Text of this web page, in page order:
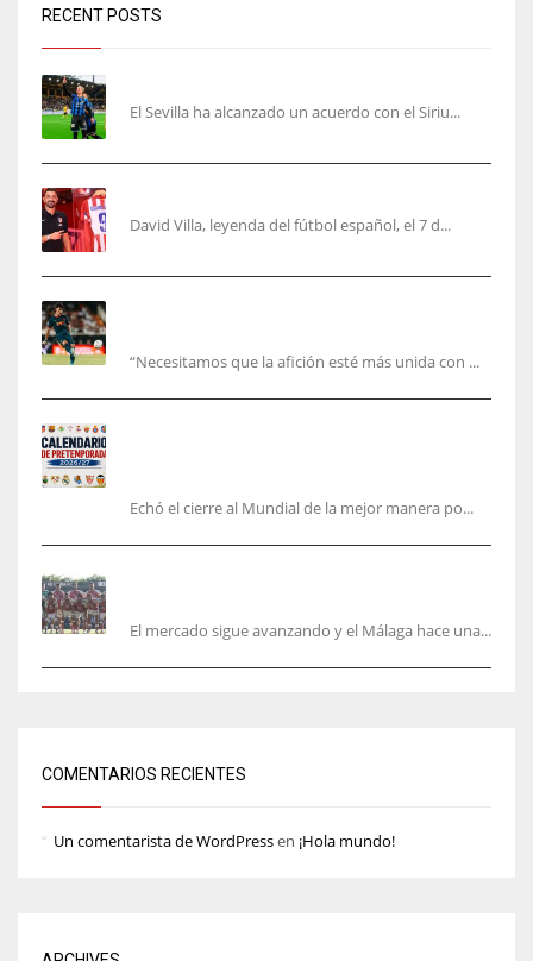
RECENT POSTS
El Sevilla ha alcanzado un acuerdo con el Siriu...
David Villa, leyenda del fútbol español, el 7 d...
“Necesitamos que la afición esté más unida con ...
Echó el cierre al Mundial de la mejor manera po...
El mercado sigue avanzando y el Málaga hace una...
COMENTARIOS RECIENTES
Un comentarista de WordPressen ¡Hola mundo!